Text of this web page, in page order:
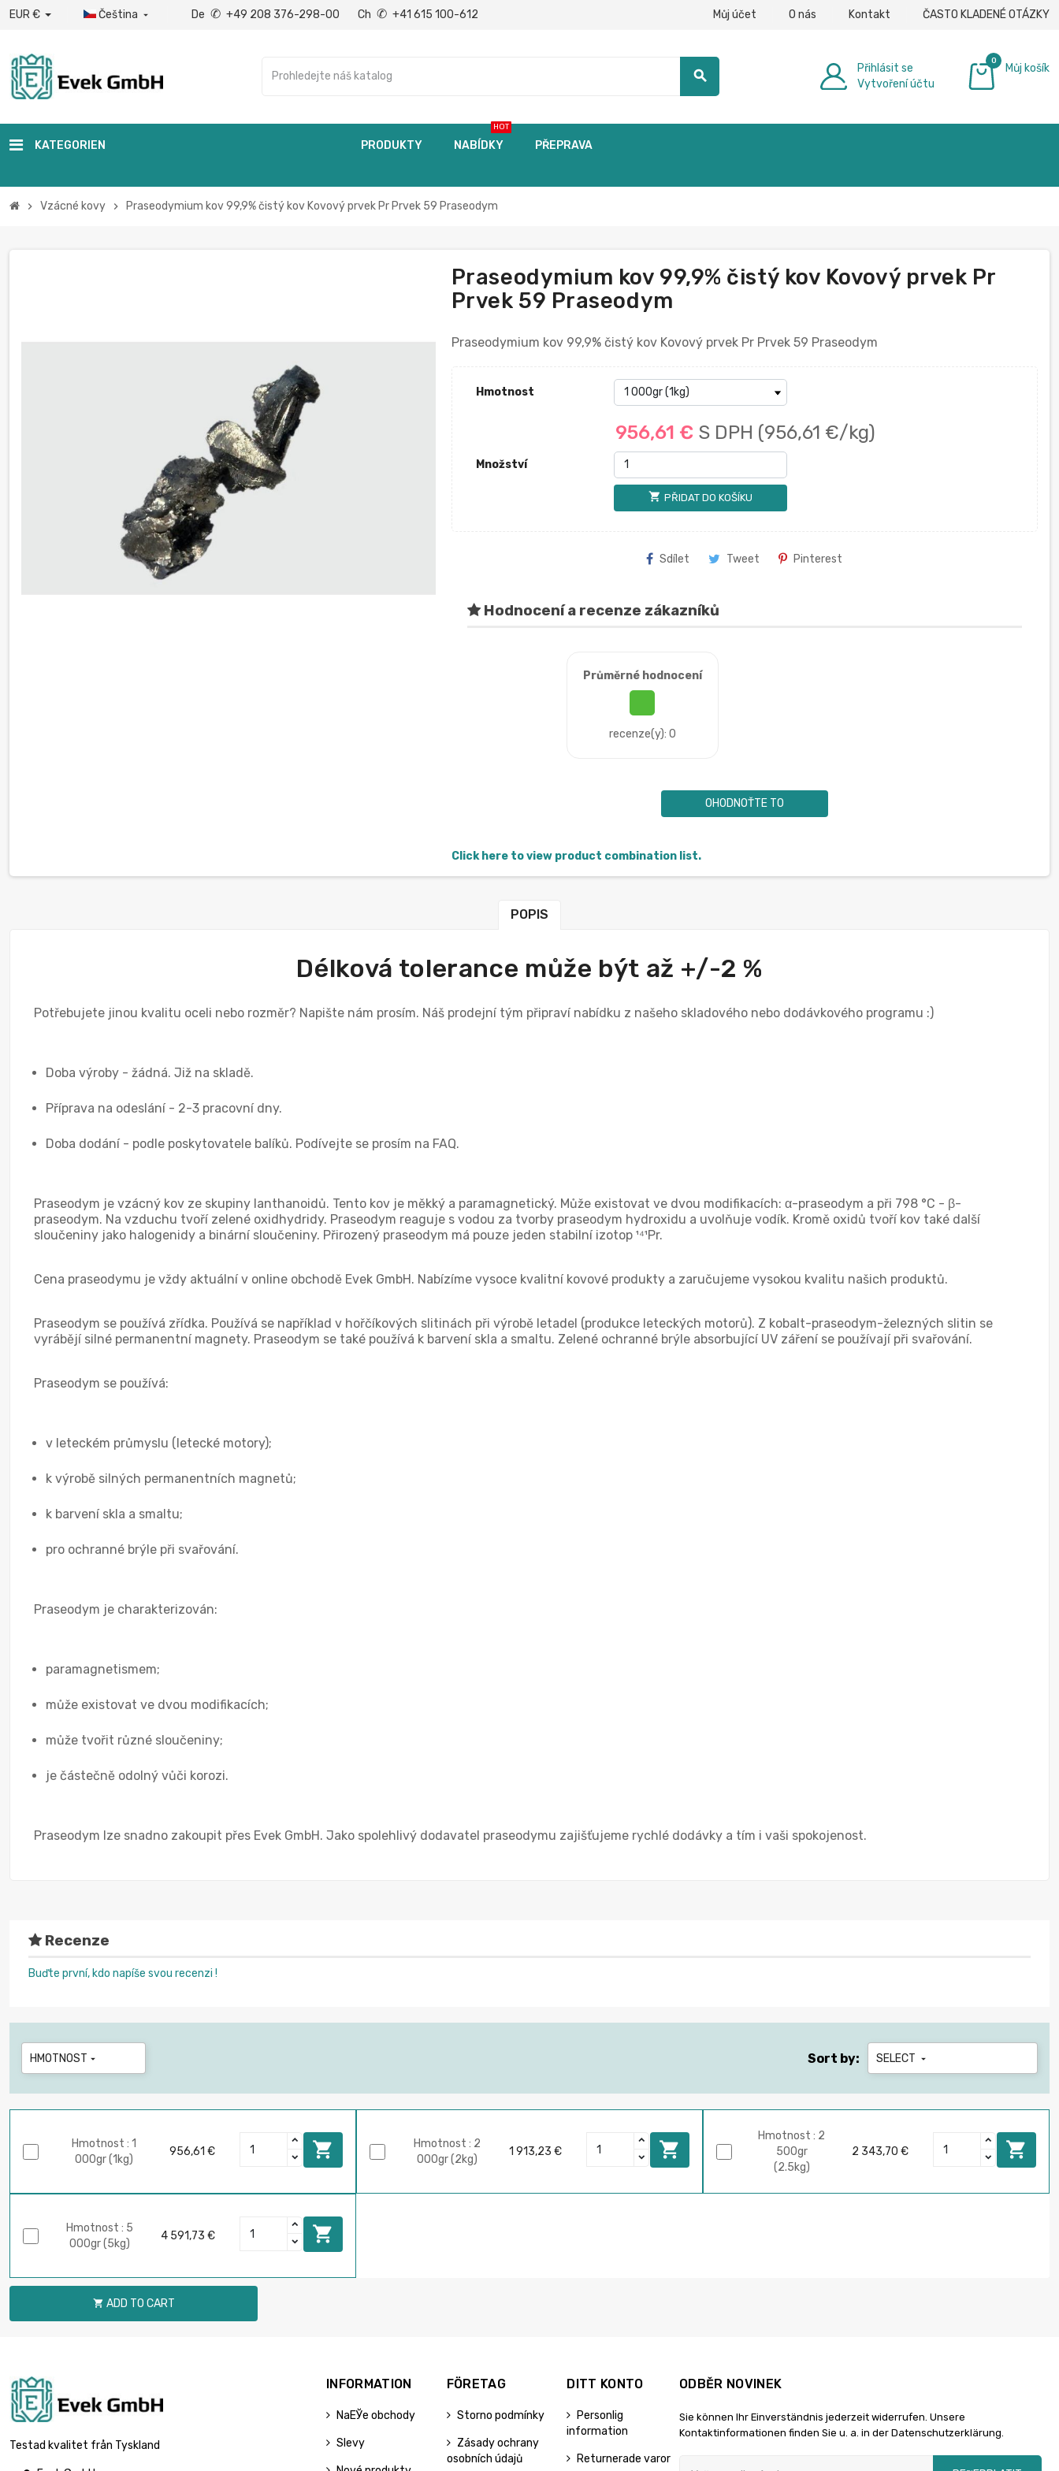
EUR € Čeština  De ✆ +49 208 376-298-00 Ch ✆ +41 615 100-612 Můj účet O nás Kontakt ČASTO KLADENÉ OTÁZKY
search
Přihlásit se
Vytvoření účtu
0
Můj košík
KATEGORIEN PRODUKTY NABÍDKY
HOT
PŘEPRAVA
chevron_right Vzácné kovy chevron_right Praseodymium kov 99,9% čistý kov Kovový prvek Pr Prvek 59 Praseodym
Praseodymium kov 99,9% čistý kov Kovový prvek Pr
Prvek 59 Praseodym
Praseodymium kov 99,9% čistý kov Kovový prvek Pr Prvek 59 Praseodym
Hmotnost
956,61 € S DPH (956,61 €/kg)
Množství
shopping_cart PŘIDAT DO KOŠÍKU
Sdílet Tweet Pinterest
Hodnocení a recenze zákazníků
Průměrné hodnocení
recenze(y): 0
OHODNOŤTE TO
Click here to view product combination list.
POPIS
Délková tolerance může být až +/-2 %
Potřebujete jinou kvalitu oceli nebo rozměr? Napište nám prosím. Náš prodejní tým připraví nabídku z našeho skladového nebo dodávkového programu :)
Doba výroby - žádná. Již na skladě.
Příprava na odeslání - 2-3 pracovní dny.
Doba dodání - podle poskytovatele balíků. Podívejte se prosím na FAQ.
Praseodym je vzácný kov ze skupiny lanthanoidů. Tento kov je měkký a paramagnetický. Může existovat ve dvou modifikacích: α-praseodym a při 798 °C - β-
praseodym. Na vzduchu tvoří zelené oxidhydridy. Praseodym reaguje s vodou za tvorby praseodym hydroxidu a uvolňuje vodík. Kromě oxidů tvoří kov také další
sloučeniny jako halogenidy a binární sloučeniny. Přirozený praseodym má pouze jeden stabilní izotop ¹⁴¹Pr.
Cena praseodymu je vždy aktuální v online obchodě Evek GmbH. Nabízíme vysoce kvalitní kovové produkty a zaručujeme vysokou kvalitu našich produktů.
Praseodym se používá zřídka. Používá se například v hořčíkových slitinách při výrobě letadel (produkce leteckých motorů). Z kobalt-praseodym-železných slitin se
vyrábějí silné permanentní magnety. Praseodym se také používá k barvení skla a smaltu. Zelené ochranné brýle absorbující UV záření se používají při svařování.
Praseodym se používá:
v leteckém průmyslu (letecké motory);
k výrobě silných permanentních magnetů;
k barvení skla a smaltu;
pro ochranné brýle při svařování.
Praseodym je charakterizován:
paramagnetismem;
může existovat ve dvou modifikacích;
může tvořit různé sloučeniny;
je částečně odolný vůči korozi.
Praseodym lze snadno zakoupit přes Evek GmbH. Jako spolehlivý dodavatel praseodymu zajišťujeme rychlé dodávky a tím i vaši spokojenost.
Recenze
Buďte první, kdo napíše svou recenzi !
HMOTNOST  Sort by: SELECT 
Hmotnost : 1
000gr (1kg)
956,61 € 
Hmotnost : 2
000gr (2kg)
1 913,23 € 
Hmotnost : 2
500gr
(2.5kg)
2 343,70 € 
Hmotnost : 5
000gr (5kg)
4 591,73 € 
 ADD TO CART
Testad kvalitet från Tyskland
INFORMATION
NaЕЎe obchody
Slevy
FÖRETAG
Storno podmínky
Zásady ochrany
osobních údajů
DITT KONTO
Personlig
information
Returnerade varor
ODBĚR NOVINEK
Sie können Ihr Einverständnis jederzeit widerrufen. Unsere
Kontaktinformationen finden Sie u. a. in der Datenschutzerklärung.